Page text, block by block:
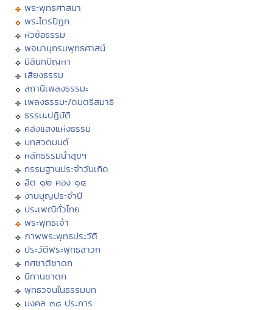
พระพุทธศาสนา
พระไตรปิฏก
หัวข้อธรรม
พจนานุกรมพุทธศาสน์
มิลินทปัญหา
เสียงธรรม
สถานีเพลงธรรมะ
เพลงธรรมะ/ดนตรีสมาธิ
ธรรมะปฏิบัติ
คลังแสงแห่งธรรม
บทสวดมนต์
หลักธรรมนำสุขฯ
กรรมฐานประจำวันเกิด
ฮีต ๑๒ คอง ๑๔
งานบุญประจำปี
ประเพณีทั่วไทย
พระพุทธเจ้า
ภาพพระพุทธประวัติ
ประวัติพระพุทธสาวก
ทศชาติชาดก
นิทานชาดก
พุทธวจนในธรรมบท
มงคล ๓๘ ประการ